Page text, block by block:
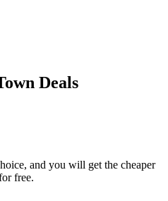
Deals
and you will get the cheaper
free.